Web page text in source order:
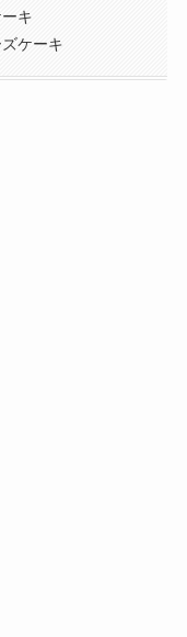
キ
ケーキ